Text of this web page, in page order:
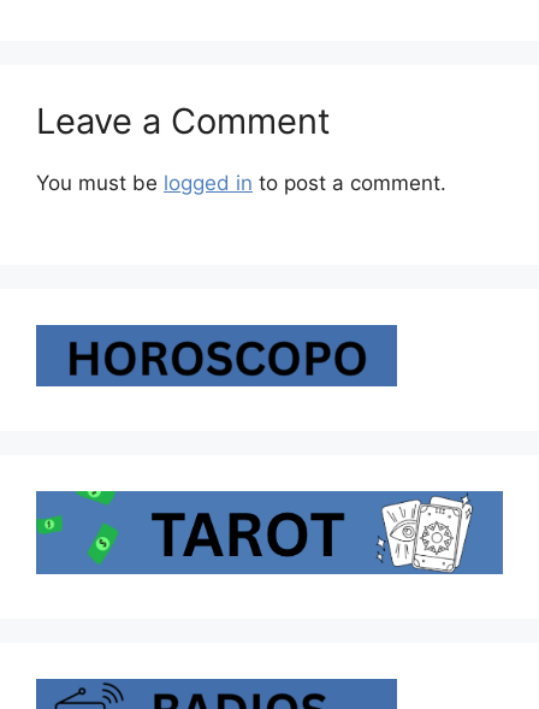
Leave a Comment
You must be logged in to post a comment.